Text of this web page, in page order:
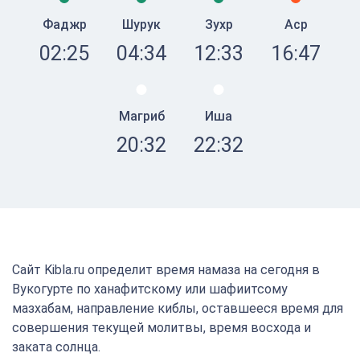
Фаджр
02:25
Шурук
04:34
Зухр
12:33
Аср
16:47
Магриб
20:32
Иша
22:32
Сайт Kibla.ru определит время намаза на сегодня в
Вукогурте по ханафитскому или шафиитсому
мазхабам, направление киблы, оставшееся время для
совершения текущей молитвы, время восхода и
заката солнца.